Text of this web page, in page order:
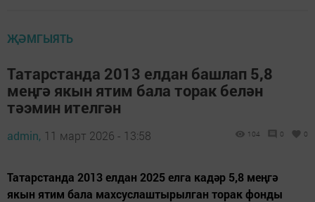
ҖӘМГЫЯТЬ
Татарстанда 2013 елдан башлап 5,8
меңгә якын ятим бала торак белән
тәэмин ителгән
admin, 11 март 2026 - 13:58 104 0 0
Татарстанда 2013 елдан 2025 елга кадәр 5,8 меңгә
якын ятим бала махсуслаштырылган торак фонды